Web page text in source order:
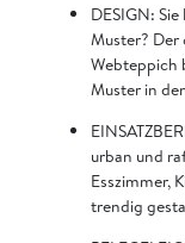
DESIGN:
Muster?
Webteppich
Muster in
urban und
Esszimmer,
trendig